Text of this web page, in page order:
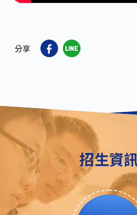
分享
招生資